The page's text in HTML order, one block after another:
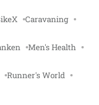
Caravaning
Men's Health
Runner's World